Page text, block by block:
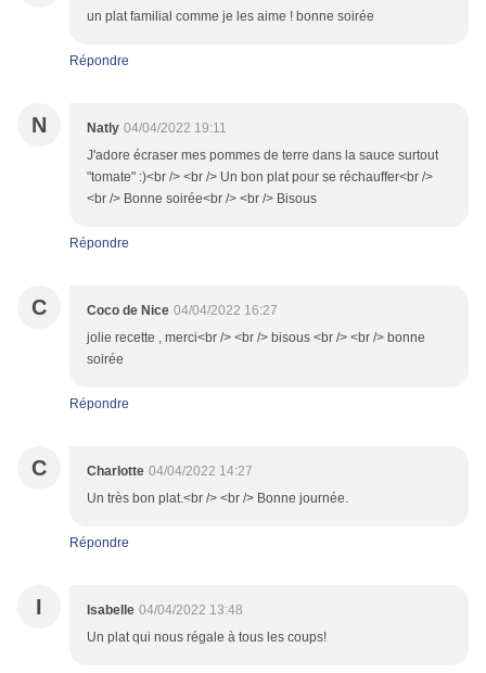
un plat familial comme je les aime ! bonne soirée
Répondre
N Natly 04/04/2022 19:11
J'adore écraser mes pommes de terre dans la sauce surtout
"tomate" :)<br /> <br /> Un bon plat pour se réchauffer<br />
<br /> Bonne soirée<br /> <br /> Bisous
Répondre
C Coco de Nice 04/04/2022 16:27
jolie recette , merci<br /> <br /> bisous <br /> <br /> bonne
soirée
Répondre
C Charlotte 04/04/2022 14:27
Un très bon plat.<br /> <br /> Bonne journée.
Répondre
I Isabelle 04/04/2022 13:48
Un plat qui nous régale à tous les coups!